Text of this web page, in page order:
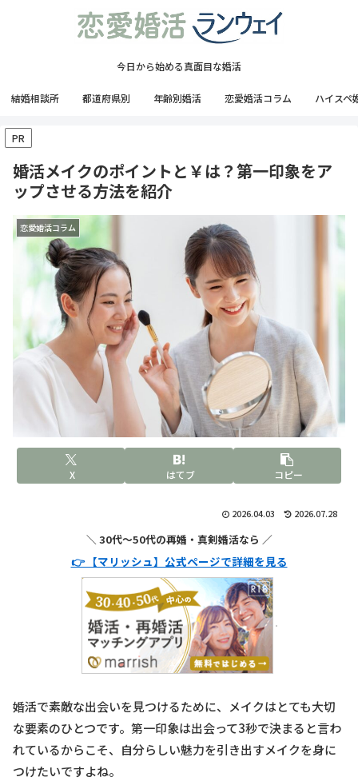
今日から始める真面目な婚活
結婚相談所 都道府県別 年齢別婚活 恋愛婚活コラム ハイスペ
PR
婚活メイクのポイントと￥は？第一印象をア
ップさせる方法を紹介
恋愛婚活コラム
X はてブ コピー
2026.04.03 2026.07.28
＼ 30代〜50代の再婚・真剣婚活なら ／
👉 【マリッシュ】公式ページで詳細を見る
婚活で素敵な出会いを見つけるために、メイクはとても大切
な要素のひとつです。第一印象は出会って3秒で決まると言わ
れているからこそ、自分らしい魅力を引き出すメイクを身に
つけたいですよね。